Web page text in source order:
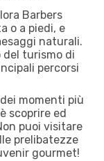
Barbers
o a piedi, e
naturali.
del turismo di
percorsi
momenti più
scoprire ed
puoi visitare
prelibatezze
gourmet!